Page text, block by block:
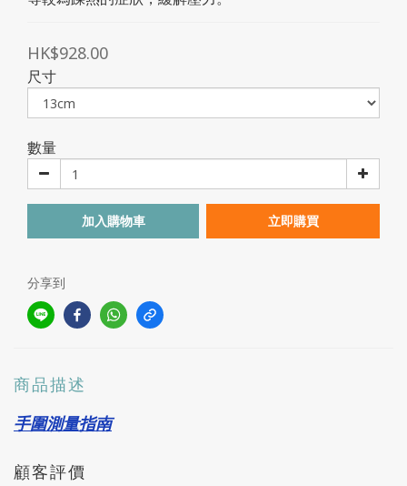
HK$928.00
尺寸
數量
加入購物車 立即購買
分享到
商品描述
手圍測量指南
顧客評價